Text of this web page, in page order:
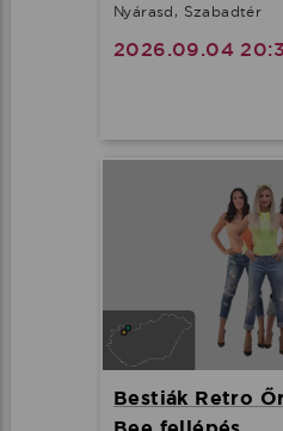
Nyárasd, Szabadtér
2026.09.04
Bestiák Retro